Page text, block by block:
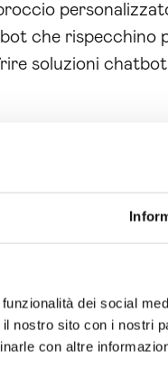
dei social
nostro sito con i nostri
con altre
che rispecchino
soluzioni
a eventuali
e senza
a Brain Computing
tua interazione
. Sarà un piacere
serie di